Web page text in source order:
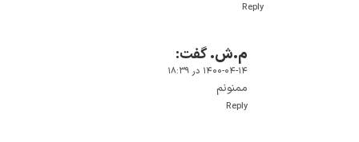
Reply
م.ش.گفت:
۱۴۰۰-۰۴-۱۴ در ۱۸:۳۹
ممنونم
Reply